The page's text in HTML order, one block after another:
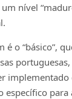
nível
o “básico”,
implementado
específico para